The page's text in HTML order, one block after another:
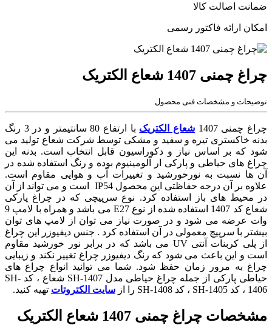
ضمانت اصالت کالا
امکان ارائه فاکتور رسمی
چراغ چمنی 1407 شعاع الکتریک
توضیحات و مشخصات فنی محصول
چراغ چمنی 1407 شعاع الکتریک
با ارتفاع 80 سانتیمتر و در 3 رنگ
بدنه خاکستری تیره و سفید و مشکی توسط شرکت شعاع تولید می
شود که بر اساس نیاز و دکوراسیون قابل انتخاب است. بدنه این
چراغ های حیاطی و پارکی ار آلومینیوم بوده و رنگ استفاده شده در
آن ها نسبت به نورخورشید و تغییرات آب و هوایی مقاوم است.
علاوه بر آن درجه حفاظتی این محصول IP54 است و می تواند از آن
در محیط های باز استفاده کرد. نوع سرپیچی که در چراغ پارکی
شعاع کد 1407 استفاده شده از نوع E27 می باشد و همراه با لامپ 9
وات عرضه می شود و در صورت نیاز می توان از لامپ های توان
بیشتر با سرپیچ معمولی در آن استفاده کرد . جنس دیفیوزر این چراغ
از پلی کربنات آنتی UV می باشد که در برابر نور خورشید مقاوم
است و این باعث می شود که رنگ دیفیوزر چراغ تغییر نکند و زیبایی
چراغ به مرور زمان حفظ شود. شما می توانید انواع چراغ های
حیاطی پارکی از جمله چراغ حیاطی مدل SH-1407 شعاع ، کد SH-
1406 ، کد SH-1405 ، کد SH-1408 را از
سایت الکتروتات تهیه کنید.
مشخصات چراغ چمنی 1407 شعاع الکتریک